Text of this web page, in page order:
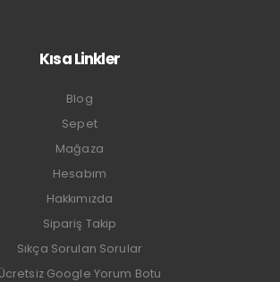
Kısa Linkler
Blog
Sepet
Mağaza
Hesabım
Hakkımızda
Sipariş Takip
Sıkça Sorulan Sorular
Ücretsiz Google Yorum Botu